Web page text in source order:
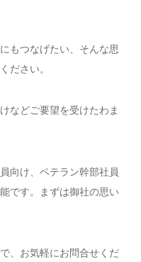
もつなげたい、そんな思
ださい。
などご要望を受けたわま
向け、ベテラン幹部社員
です。まずは御社の思い
、お気軽にお問合せくだ